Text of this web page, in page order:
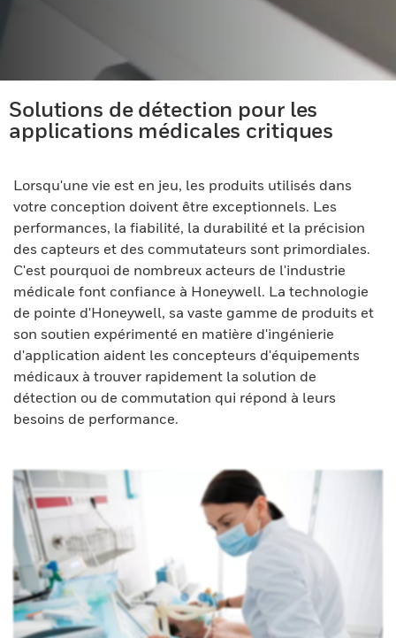
Solutions de détection pour les
applications médicales critiques
Lorsqu'une vie est en jeu, les produits utilisés dans
votre conception doivent être exceptionnels. Les
performances, la fiabilité, la durabilité et la précision
des capteurs et des commutateurs sont primordiales.
C'est pourquoi de nombreux acteurs de l'industrie
médicale font confiance à Honeywell. La technologie
de pointe d'Honeywell, sa vaste gamme de produits et
son soutien expérimenté en matière d'ingénierie
d'application aident les concepteurs d'équipements
médicaux à trouver rapidement la solution de
détection ou de commutation qui répond à leurs
besoins de performance.